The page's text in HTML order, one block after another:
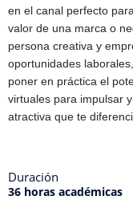
en el canal perfecto
valor de una marca o
persona creativa y
oportunidades
poner en práctica el
virtuales para impulsar
atractiva que te
Duración
36 horas académicas